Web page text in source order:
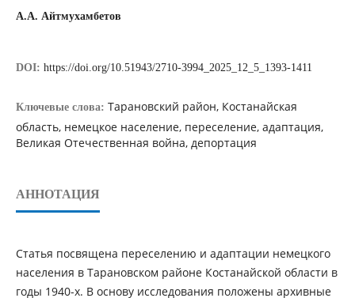
А.А. Айтмухамбетов
DOI: https://doi.org/10.51943/2710-3994_2025_12_5_1393-1411
Ключевые слова: Тарановский район, Костанайская
область, немецкое население, переселение, адаптация,
Великая Отечественная война, депортация
АННОТАЦИЯ
Статья посвящена переселению и адаптации немецкого
населения в Тарановском районе Костанайской области в
годы 1940-х. В основу исследования положены архивные